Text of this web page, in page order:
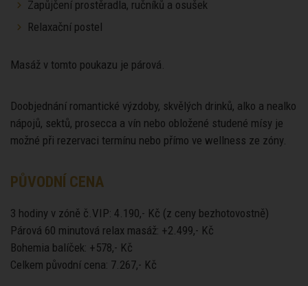
Zapůjčení prostěradla, ručníků a osušek
Relaxační postel
Masáž v tomto poukazu je párová.
Doobjednání romantické výzdoby, skvělých drinků, alko a nealko
nápojů, sektů, prosecca a vín nebo obložené studené mísy je
možné při rezervaci termínu nebo přímo ve wellness ze zóny.
PŮVODNÍ CENA
3 hodiny v zóně č.VIP: 4.190,- Kč (z ceny bezhotovostně)
Párová 60 minutová relax masáž: +2.499,- Kč
Bohemia balíček: +578,- Kč
Celkem původní cena: 7.267,- Kč